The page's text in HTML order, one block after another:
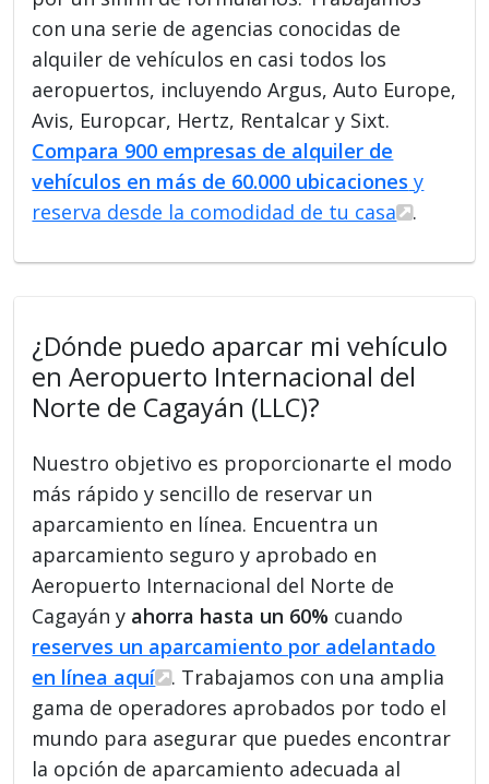
con una serie de agencias conocidas de
alquiler de vehículos en casi todos los
aeropuertos, incluyendo Argus, Auto Europe,
Avis, Europcar, Hertz, Rentalcar y Sixt.
Compara 900 empresas de alquiler de
vehículos en más de 60.000 ubicaciones y
reserva desde la comodidad de tu casa
.
¿Dónde puedo aparcar mi vehículo
en Aeropuerto Internacional del
Norte de Cagayán (LLC)?
Nuestro objetivo es proporcionarte el modo
más rápido y sencillo de reservar un
aparcamiento en línea. Encuentra un
aparcamiento seguro y aprobado en
Aeropuerto Internacional del Norte de
Cagayán y ahorra hasta un 60% cuando
reserves un aparcamiento por adelantado
en línea aquí
. Trabajamos con una amplia
gama de operadores aprobados por todo el
mundo para asegurar que puedes encontrar
la opción de aparcamiento adecuada al